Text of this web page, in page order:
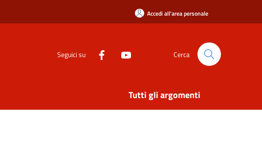
Accedi all'area personale
Seguici su Cerca
Tutti gli argomenti